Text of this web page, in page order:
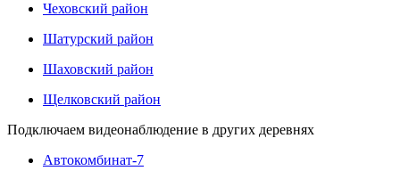
Чеховский район
Шатурский район
Шаховский район
Щелковский район
Подключаем видеонаблюдение в других деревнях
Автокомбинат-7